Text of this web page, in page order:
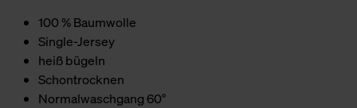
100 % Baumwolle
Single-Jersey
heiß bügeln
Schontrocknen
Normalwaschgang 60°